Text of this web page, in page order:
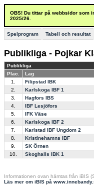
OBS! Du tittar på webbsidor som
2025/26.
Spelprogram Tabell och resultat
Publikliga - Pojkar
Publikliga
Plac.
Lag
1.
Filipstad IBK
2.
Karlskoga IBF 1
3.
Hagfors IBS
4.
IBF Lesjöfors
5.
IFK Väse
6.
Karlskoga IBF 2
7.
Karlstad IBF Ungdom 2
8.
Kristinehamns IBF
9.
SK Örnen
10.
Skoghalls IBK 1
Informationen ovan hämtas från iBIS
Läs mer om iBIS på